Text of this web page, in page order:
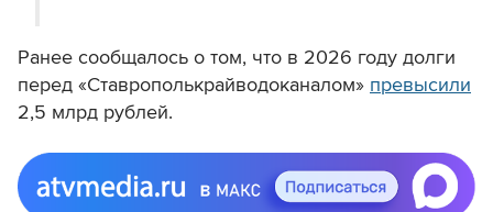
Ранее сообщалось о том, что в 2026 году долги
перед «Ставрополькрайводоканалом» превысили
2,5 млрд рублей.